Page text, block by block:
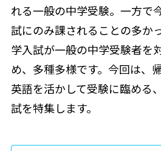
れる一般の中学受験。一方で
試にのみ課されることの多か
学入試が一般の中学受験者を
め、多種多様です。今回は、
英語を活かして受験に臨める
試を特集します。